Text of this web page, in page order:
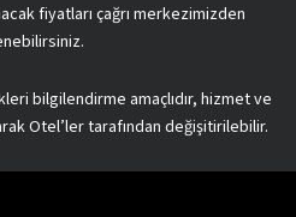
fiyatları çağrı merkezimizden
bilgilendirme amaçlıdır, hizmet ve
Otel’ler tarafından değişitirilebilir.